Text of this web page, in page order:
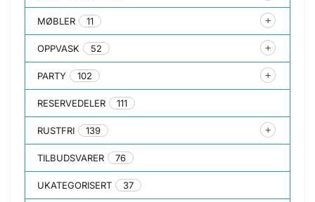
MØBLER 11
OPPVASK 52
PARTY 102
RESERVEDELER 111
RUSTFRI 139
TILBUDSVARER 76
UKATEGORISERT 37